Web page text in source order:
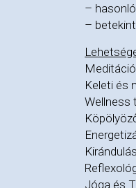
–
–
Keleti és
Wellness
Jóga és